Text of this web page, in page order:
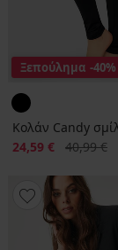
Ξεπούλημα -40%
Κολάν Candy
Έκπτωση
24,59 € Αρχική
40,99 €